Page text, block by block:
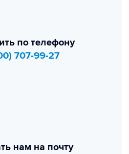
по телефону
707-99-27
нам на почту